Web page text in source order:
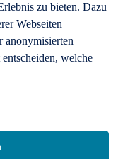
zu bieten. Dazu
Webseiten
anonymisierten
welche